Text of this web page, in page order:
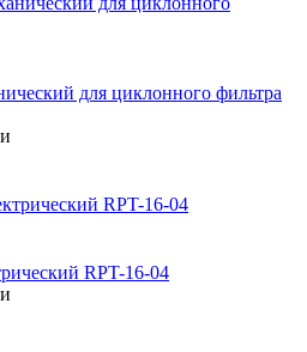
для циклонного фильтра
RPT-16-04